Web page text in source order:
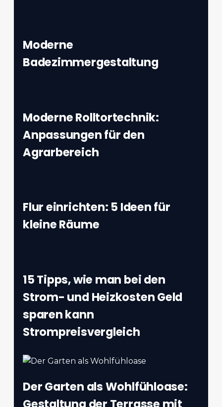
Moderne
Badezimmergestaltung
Moderne Rolltortechnik:
Anpassungen für den
Agrarbereich
Flur einrichten: 5 Ideen für
kleine Räume
15 Tipps, wie man bei den
Strom- und Heizkosten Geld
sparen kann
Strompreisvergleich
Der Garten als Wohlfühloase: